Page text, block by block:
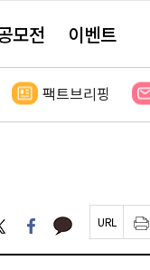
모전 이벤트
팩트브리핑
페
이
스
카
카 페
이
지
인
쇄
하